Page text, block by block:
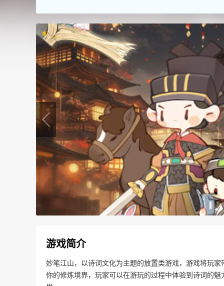
游戏简介
妙笔江山，以诗词文化为主题的放置类游戏，游戏将玩
你的修炼境界，玩家可以在游玩的过程中体验到诗词的